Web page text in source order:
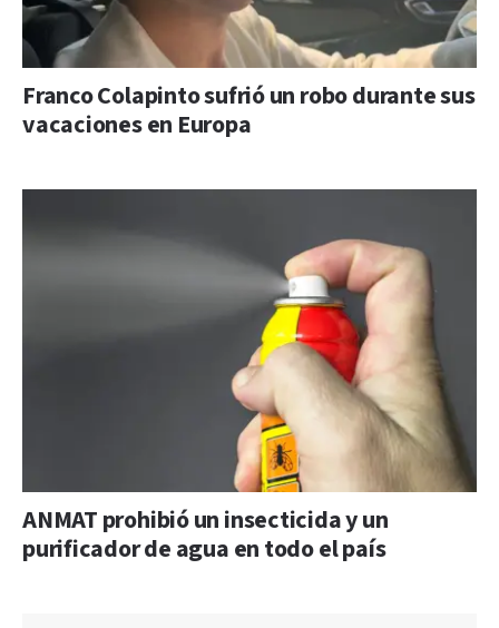
Franco Colapinto sufrió un robo durante sus
vacaciones en Europa
ANMAT prohibió un insecticida y un
purificador de agua en todo el país